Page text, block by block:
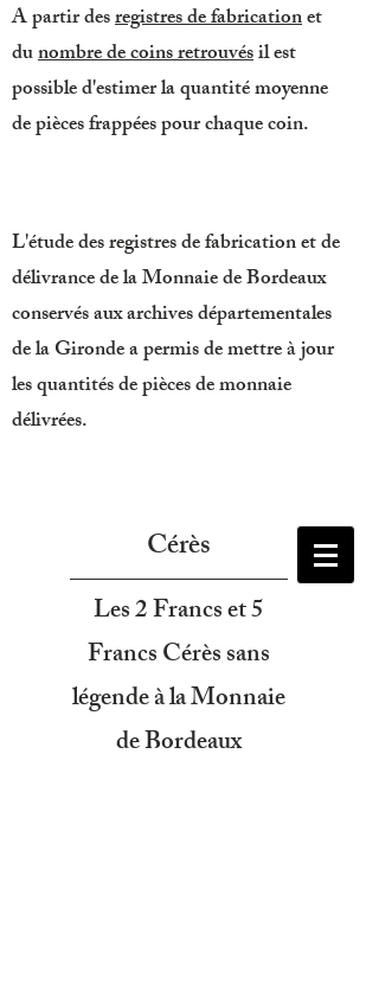
Cérès
Les 2 Francs et 5
Francs Cérès sans
légende à la Monnaie
de Bordeaux
L'étude des registres de fabrication et de
délivrance de la Monnaie de Bordeaux
conservés aux archives départementales
de la Gironde a permis de mettre à jour
les quantités de pièces de monnaie
délivrées.
A partir desregistres de fabricationet
dunombre de coins retrouvésil est
possible d'estimer la quantité moyenne
de pièces frappées pour chaque coin.